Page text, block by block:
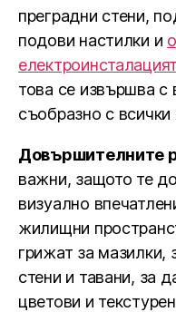
преградни стени,
подови настилки и
това се извършва с
съобразно с всички
Довършителните
важни, защото те
визуално
жилищни
грижат за мазилки,
стени и тавани, за
цветови и